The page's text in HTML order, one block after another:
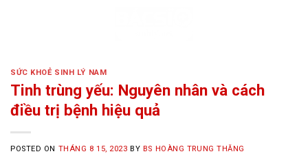
SỨC KHOẺ SINH LÝ NAM
Tinh trùng yếu: Nguyên nhân và cách
điều trị bệnh hiệu quả
POSTED ON THÁNG 8 15, 2023 BY BS HOÀNG TRUNG THĂNG